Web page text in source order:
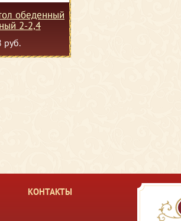
обеденный
2-2,4
руб.
КОНТАКТЫ